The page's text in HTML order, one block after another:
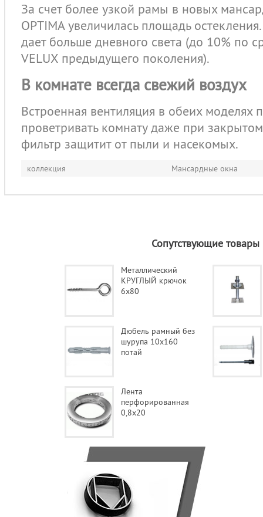
За счет более узкой рамы в новых
OPTIMA увеличилась площадь
дает больше дневного света (до 10% по
VELUX предыдущего поколения).
В комнате всегда свежий воздух
Встроенная вентиляция в обеих моделях
проветривать комнату даже при
фильтр защитит от пыли и насекомых.
коллекция Мансардные окна
Сопутствующие товары
Металлический
КРУГЛЫЙ крючок
6х80
Дюбель рамный без
шурупа 10х160
потай
Лента
перфорированная
0,8x20